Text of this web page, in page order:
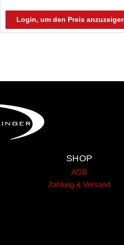
Login, um den Preis
SHOP
AGB
Zahlung & Versand